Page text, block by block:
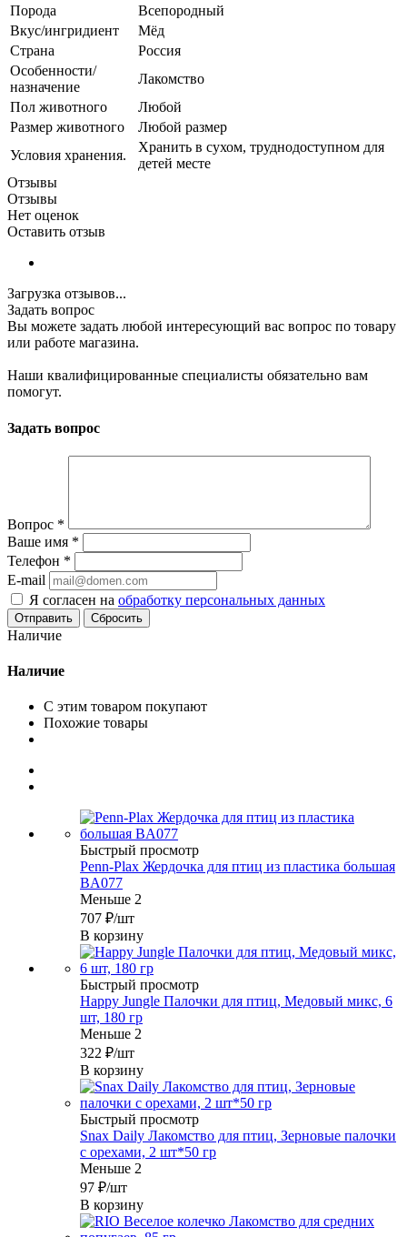
Порода
Всепородный
Вкус/ингридиент
Мёд
Страна
Россия
Особенности/
назначение
Лакомство
Пол животного
Любой
Размер животного
Любой размер
Условия хранения.
Хранить в сухом, труднодоступном для
детей месте
Отзывы
Отзывы
Нет оценок
Оставить отзыв
Загрузка отзывов...
Задать вопрос
Вы можете задать любой интересующий вас вопрос по товару
или работе магазина.
Наши квалифицированные специалисты обязательно вам
помогут.
Задать вопрос
Вопрос *
Ваше имя *
Телефон *
E-mail
Я согласен на обработку персональных данных
Сбросить
Наличие
Наличие
С этим товаром покупают
Похожие товары
Быстрый просмотр
Penn-Plax Жердочка для птиц из пластика большая
BA077
Меньше 2
707 ₽/шт
В корзину
Быстрый просмотр
Happy Jungle Палочки для птиц, Медовый микс, 6
шт, 180 гр
Меньше 2
322 ₽/шт
В корзину
Быстрый просмотр
Snax Daily Лакомство для птиц, Зерновые палочки
с орехами, 2 шт*50 гр
Меньше 2
97 ₽/шт
В корзину